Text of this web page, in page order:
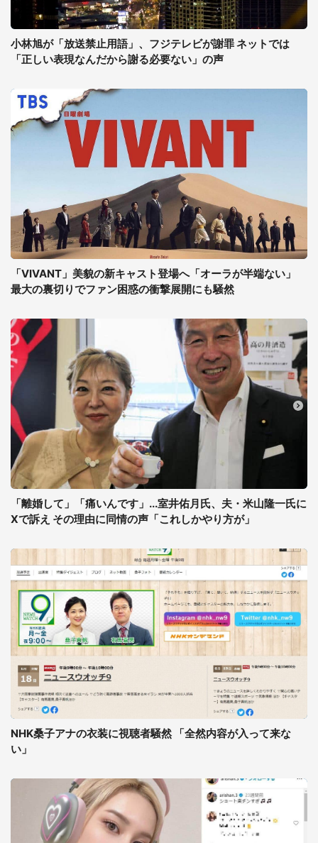
小林旭が「放送禁止用語」、フジテレビが謝罪 ネットでは
「正しい表現なんだから謝る必要ない」の声
「VIVANT」美貌の新キャスト登場へ「オーラが半端ない」
最大の裏切りでファン困惑の衝撃展開にも騒然
「離婚して」「痛いんです」...室井佑月氏、夫・米山隆一氏に
Xで訴え その理由に同情の声「これしかやり方が」
NHK桑子アナの衣装に視聴者騒然 「全然内容が入って来な
い」